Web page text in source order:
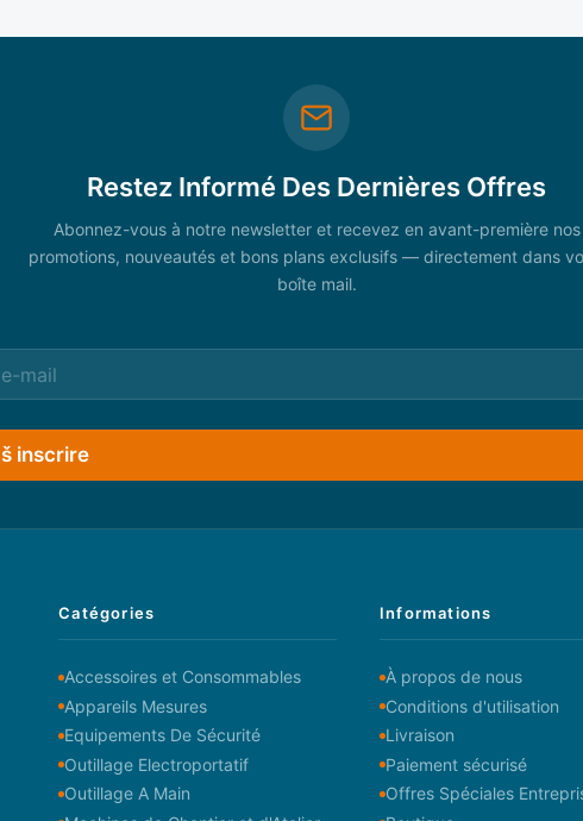
Restez Informé Des Dernières Offres
Abonnez-vous à notre newsletter et recevez en avant-première nos
promotions, nouveautés et bons plans exclusifs — directement dans
boîte mail.
š inscrire
Catégories
Accessoires et Consommables
Appareils Mesures
Equipements De Sécurité
Outillage Electroportatif
Outillage A Main
Informations
À propos de nous
Conditions d'utilisation
Livraison
Paiement sécurisé
Offres Spéciales